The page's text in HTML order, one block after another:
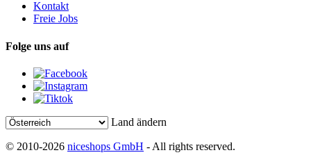
Kontakt
Freie Jobs
Folge uns auf
Land ändern
© 2010-2026 niceshops GmbH - All rights reserved.